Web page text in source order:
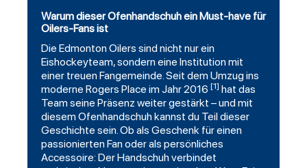
Warum dieser Ofenhandschuh ein Must-have für
Oilers-Fans ist
Die Edmonton Oilers sind nicht nur ein
Eishockeyteam, sondern eine Institution mit
einer treuen Fangemeinde. Seit dem Umzug ins
moderne Rogers Place im Jahr 2016 [1] hat das
Team seine Präsenz weiter gestärkt – und mit
diesem Ofenhandschuh kannst du Teil dieser
Geschichte sein. Ob als Geschenk für einen
passionierten Fan oder als persönliches
Accessoire: Der Handschuh verbindet